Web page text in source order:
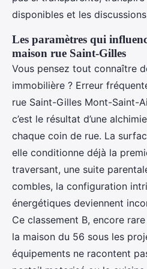
disponibles et les
Les paramètres qui
maison rue Saint-Gilles
Vous pensez tout connaître
immobilière ? Erreur
rue Saint-Gilles Mont-Saint-
c’est le résultat d’une
chaque coin de rue. La
elle conditionne déjà la
traversant, une suite
combles, la configuration
énergétiques deviennent
Ce classement B, encore
la maison du 56 sous les
équipements ne racontent